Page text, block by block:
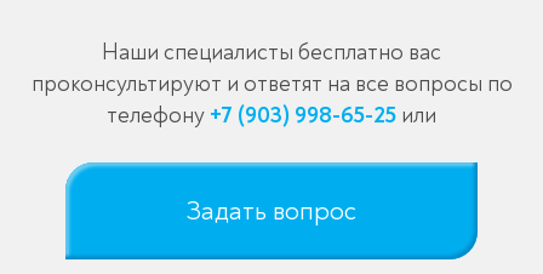
Наши специалисты бесплатно вас
проконсультируют и ответят на все вопросы по
телефону +7 (903) 998-65-25 или
Задать вопрос